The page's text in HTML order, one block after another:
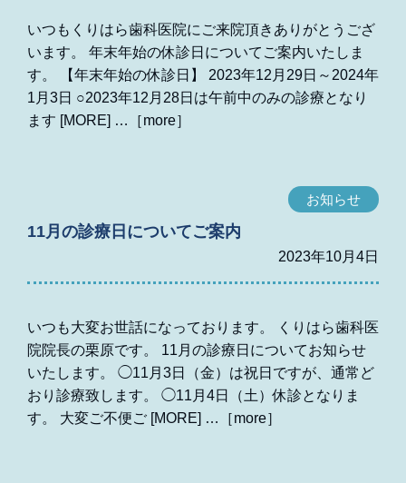
いつもくりはら歯科医院にご来院頂きありがとうござ
います。 年末年始の休診日についてご案内いたしま
す。 【年末年始の休診日】 2023年12月29日～2024年
1月3日 ○2023年12月28日は午前中のみの診療となり
ます [MORE]
お知らせ
11月の診療日についてご案内
2023年10月4日
いつも大変お世話になっております。 くりはら歯科医
院院長の栗原です。 11月の診療日についてお知らせ
いたします。 ◯11月3日（金）は祝日ですが、通常ど
おり診療致します。 ◯11月4日（土）休診となりま
す。 大変ご不便ご [MORE]